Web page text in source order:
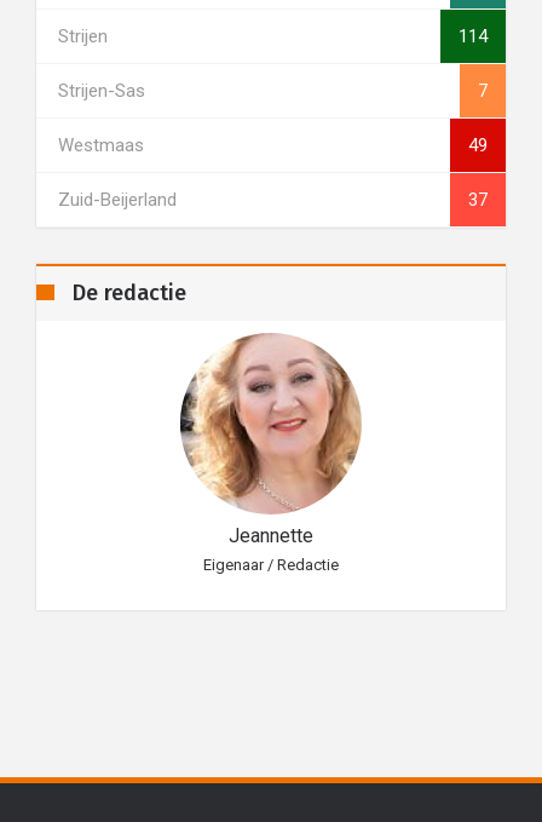
Strijen 114
Strijen-Sas 7
Westmaas 49
Zuid-Beijerland 37
De redactie
Jeannette
Eigenaar / Redactie